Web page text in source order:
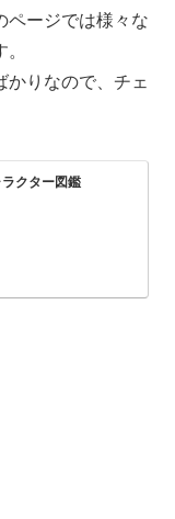
ページでは様々な
かりなので、チェ
クター図鑑